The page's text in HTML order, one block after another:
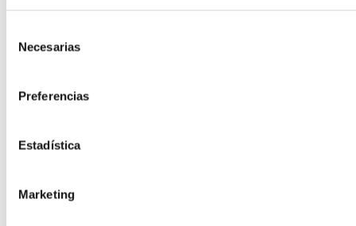
Necesarias
Preferencias
Estadística
Marketing